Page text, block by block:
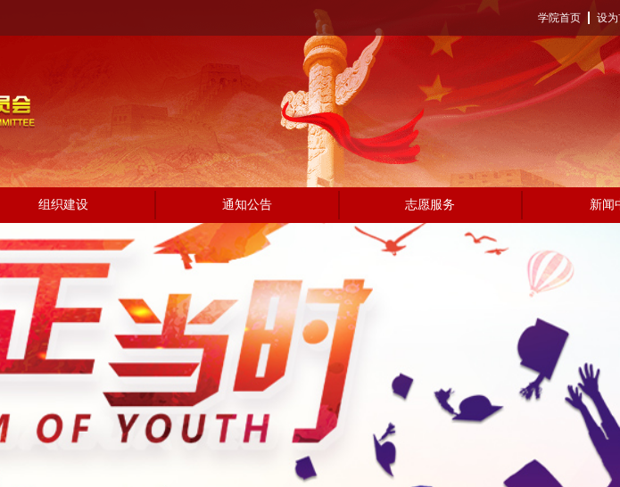
学院首页 设
组织建设 通知公告 志愿服务 新闻